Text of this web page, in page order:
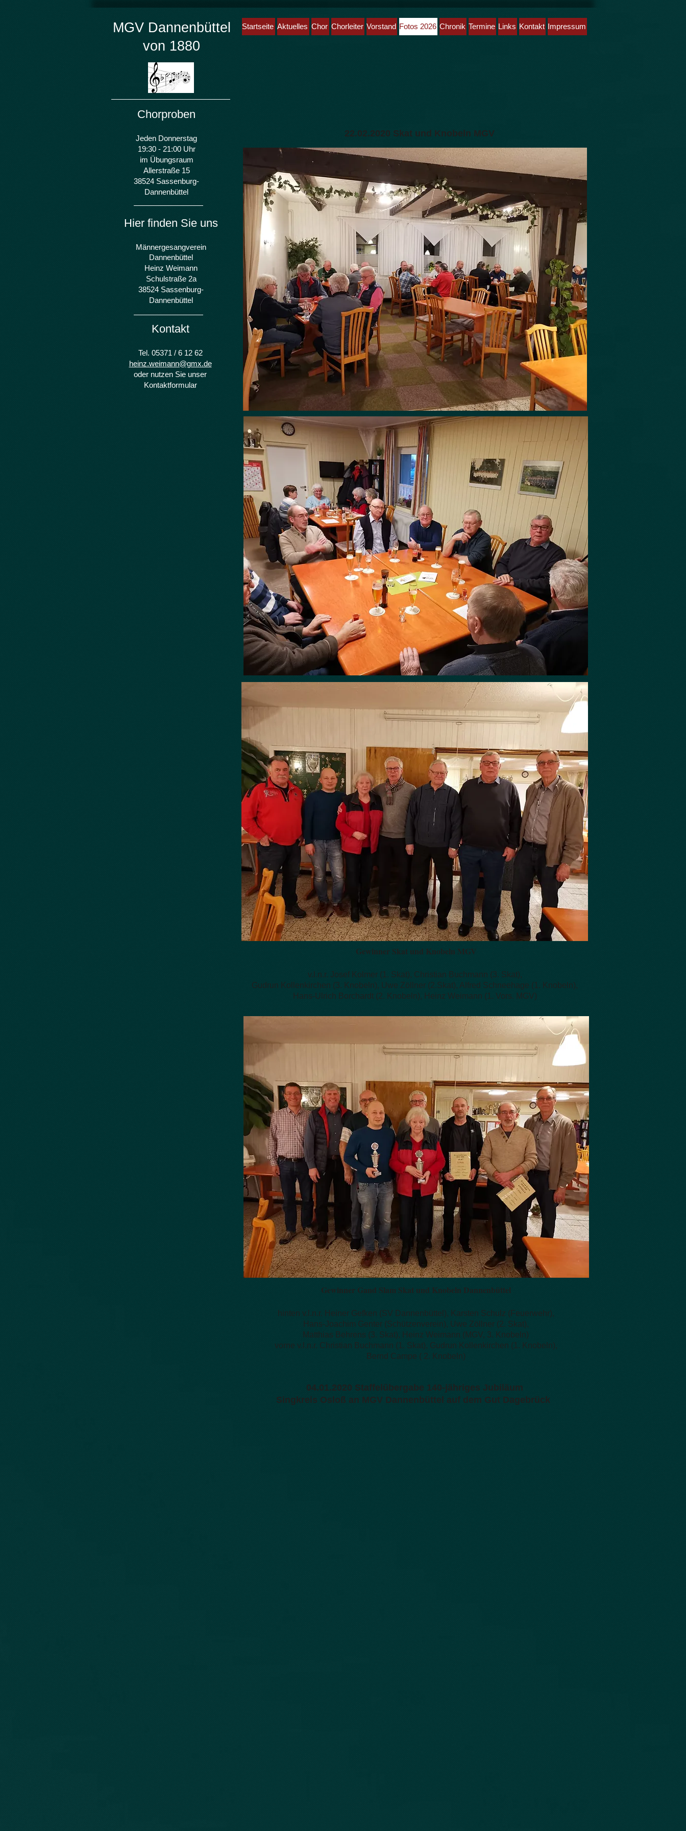
MGV Dannenbüttel
von 1880
Startseite Aktuelles Chor Chorleiter Vorstand Fotos 2026 Chronik Termine Links Kontakt Impressum
22.02.2020 Skat und Knobeln MGV
Gewinner Skat und Knobeln MGV
v.l.n.r. Josef Kolmer (1. Skat), Christian Buchmann (3. Skat),
Gudrun Kollenkirchen (3. Knobeln), Uwe Zöllner (2.Skat), Alfred Schneehage (1. Knobeln),
Hans-Ulrich Borchardt (2. Knobeln), Heinz Weimann (1. Vors. MGV)
Gewinner Gand Slam Skat und Knobeln Dannenbüttel
hinten v.l.n.r. Heiner Gefken (SV Dannenbüttel), Karsten Schulz (Feuerwehr),
Hans-Joachim Genter (Schützenverein), Uwe Zöllner (2. Skat),
Matthias Behrens (3. Skat), Heinz Weimann (MGV, 3. Knobeln)
vorne v.l.n.r. Christian Buchmann (1. Skat), Gudrun Kollenkirchen (1. Knobeln),
Bernd Campe ( 2. Knobeln)
04.01.2020 Staffelübergabe 140-jähriges Jubiläum
Singkreis Osloß an MGV Dannenbüttel auf dem Gut Dagebrück
Chorproben
Jeden Donnerstag
19:30 - 21:00 Uhr
im Übungsraum
Allerstraße 15
38524 Sassenburg-
Dannenbüttel
Hier finden Sie uns
Männergesangverein
Dannenbüttel
Heinz Weimann
Schulstraße 2a
38524 Sassenburg-
Dannenbüttel
Kontakt
Tel. 05371 /​ 6 12 62
heinz.weimann@gmx.de
oder nutzen Sie unser
Kontaktformular